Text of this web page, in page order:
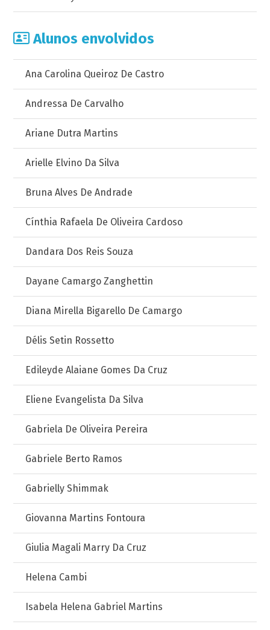
Alunos envolvidos
Ana Carolina Queiroz De Castro
Andressa De Carvalho
Ariane Dutra Martins
Arielle Elvino Da Silva
Bruna Alves De Andrade
Cínthia Rafaela De Oliveira Cardoso
Dandara Dos Reis Souza
Dayane Camargo Zanghettin
Diana Mirella Bigarello De Camargo
Délis Setin Rossetto
Edileyde Alaiane Gomes Da Cruz
Eliene Evangelista Da Silva
Gabriela De Oliveira Pereira
Gabriele Berto Ramos
Gabrielly Shimmak
Giovanna Martins Fontoura
Giulia Magali Marry Da Cruz
Helena Cambi
Isabela Helena Gabriel Martins